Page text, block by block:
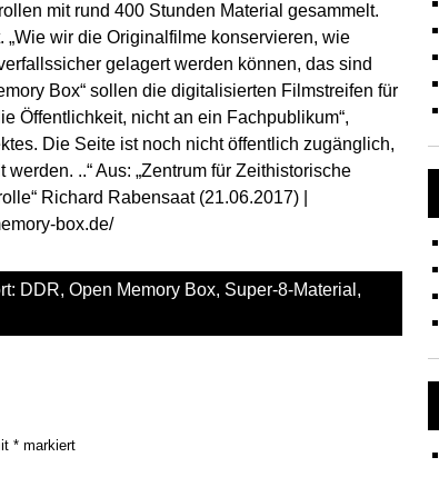
mit rund 400 Stunden Material gesammelt.
wir die Originalfilme konservieren, wie
gelagert werden können, das sind
Box“ sollen die digitalisierten Filmstreifen für
Öffentlichkeit, nicht an ein Fachpublikum“,
Die Seite ist noch nicht öffentlich zugänglich,
..“ Aus: „Zentrum für Zeithistorische
Richard Rabensaat (21.06.2017) |
box.de/
DDR, Open Memory Box, Super-8-Material ,
* markiert